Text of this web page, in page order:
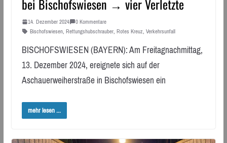
bei Bischofswiesen → vier Verletzte
14. Dezember 2024
0 Kommentare
Bischofswiesen, Rettungshubschrauber, Rotes Kreuz, Verkehrsunfall
BISCHOFSWIESEN (BAYERN): Am Freitagnachmittag,
13. Dezember 2024, ereignete sich auf der
Aschauerweiherstraße in Bischofswiesen ein
mehr lesen ...